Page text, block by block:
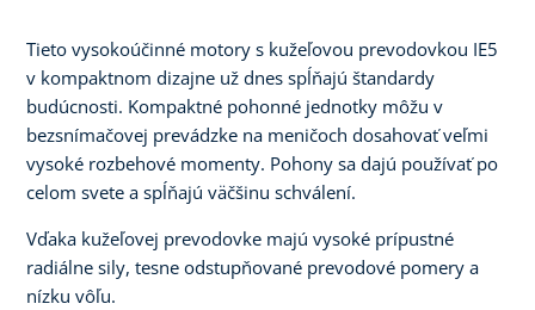
Tieto vysokoúčinné motory s kužeľovou prevodovkou IE5
v kompaktnom dizajne už dnes spĺňajú štandardy
budúcnosti. Kompaktné pohonné jednotky môžu v
bezsnímačovej prevádzke na meničoch dosahovať veľmi
vysoké rozbehové momenty. Pohony sa dajú používať po
celom svete a spĺňajú väčšinu schválení.
Vďaka kužeľovej prevodovke majú vysoké prípustné
radiálne sily, tesne odstupňované prevodové pomery a
nízku vôľu.